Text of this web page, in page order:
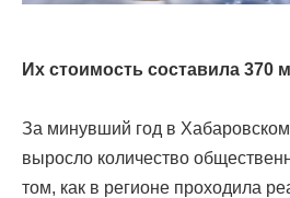
Их стоимость составила 370
За минувший год в Хабаровском
выросло количество
том, как в регионе проходила